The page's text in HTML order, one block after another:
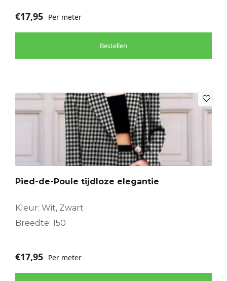
€17,95 Per meter
Bestellen
Pied-de-Poule tijdloze elegantie
Kleur: Wit, Zwart
Breedte: 150
€17,95 Per meter